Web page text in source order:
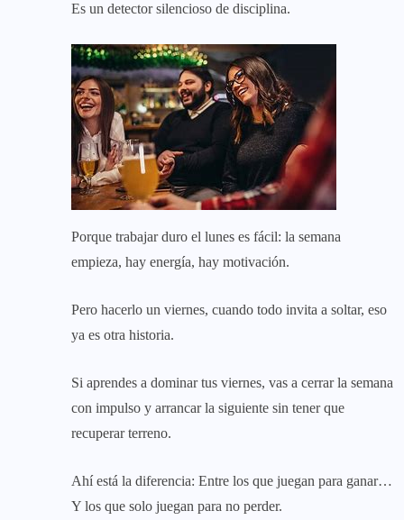
Es un detector silencioso de disciplina.
Porque trabajar duro el lunes es fácil: la semana
empieza, hay energía, hay motivación.
Pero hacerlo un viernes, cuando todo invita a soltar, eso
ya es otra historia.
Si aprendes a dominar tus viernes, vas a cerrar la semana
con impulso y arrancar la siguiente sin tener que
recuperar terreno.
Ahí está la diferencia: Entre los que juegan para ganar…
Y los que solo juegan para no perder.